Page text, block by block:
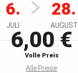
6.
JULI
28.
AUGUST
6,00 €
Volle Preis
Alle Preise